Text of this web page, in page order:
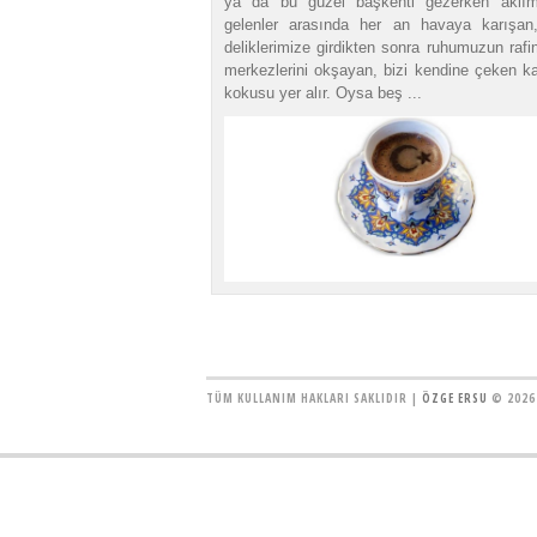
gelenler arasında her an havaya
deliklerimize girdikten sonra ruhumuzun
merkezlerini okşayan, bizi kendine çeken
kokusu yer alır. Oysa beş ...
TÜM KULLANIM HAKLARI SAKLIDIR | ÖZGE ERSU © 2026